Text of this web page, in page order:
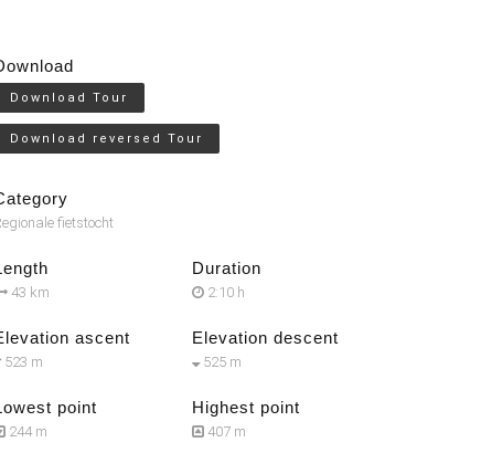
Download Tour
Download reversed Tour
fietstocht
43 km
Duration
2:10 h
ascent
523 m
Elevation descent
525 m
point
244 m
Highest point
407 m